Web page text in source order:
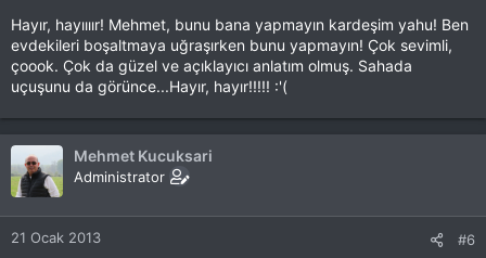
Hayır, hayıııır! Mehmet, bunu bana yapmayın kardeşim yahu! Ben
evdekileri boşaltmaya uğraşırken bunu yapmayın! Çok sevimli,
çoook. Çok da güzel ve açıklayıcı anlatım olmuş. Sahada
uçuşunu da görünce...Hayır, hayır!!!!! :'(
Mehmet Kucuksari
Administrator
21 Ocak 2013 #6